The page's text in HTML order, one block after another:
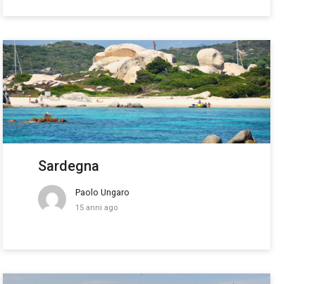
Sardegna
Paolo Ungaro
15 anni ago